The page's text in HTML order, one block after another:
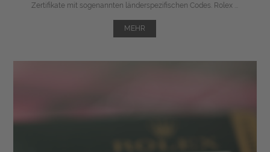
Zertifikate mit sogenannten länderspezifischen Codes. Rolex ...
MEHR